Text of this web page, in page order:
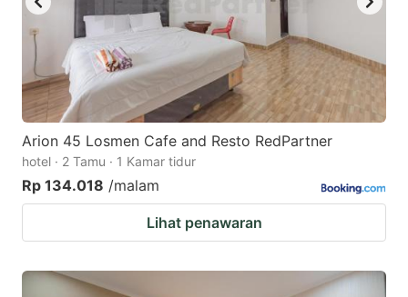
Arion 45 Losmen Cafe and Resto RedPartner
hotel · 2 Tamu · 1 Kamar tidur
Rp 134.018 /malam
Lihat penawaran